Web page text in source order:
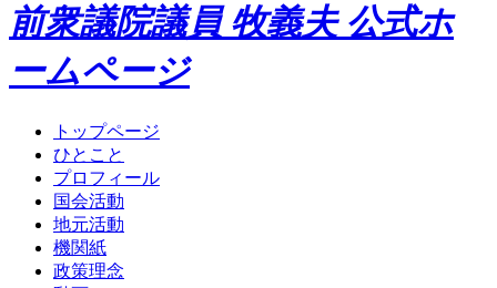
前衆議院議員 牧義夫 公式ホ
ームページ
トップページ
ひとこと
プロフィール
国会活動
地元活動
機関紙
政策理念